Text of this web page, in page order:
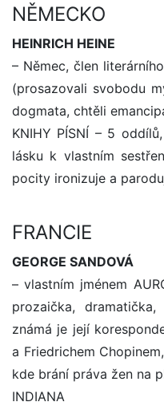
NĚMECKO
HEINRICH HEINE
– Němec, člen
(prosazovali svobodu
dogmata, chtěli
KNIHY PÍSNÍ – 5
lásku k vlastním
pocity ironizuje a
FRANCIE
GEORGE SANDOVÁ
– vlastním jménem
prozaička,
známá je její
a Friedrichem
kde brání práva žen na
INDIANA